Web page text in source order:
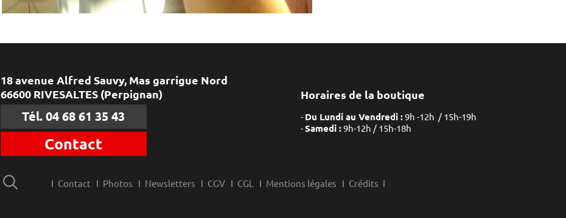
18 avenue Alfred Sauvy, Mas garrigue Nord
66600 RIVESALTES (Perpignan)
Tél. 04 68 61 35 43
Contact
Horaires de la boutique
Du Lundi au Vendredi :9h -12h / 15h-19h
Samedi :9h-12h / 15h-18h
Contact Photos Newsletters CGV CGL Mentions légales Crédits